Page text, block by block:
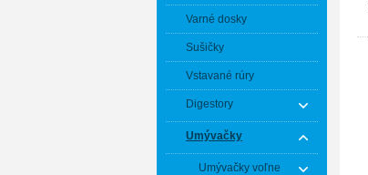
Varné dosky
Sušičky
Vstavané rúry
Digestory
Umývačky
Umývačky voľne